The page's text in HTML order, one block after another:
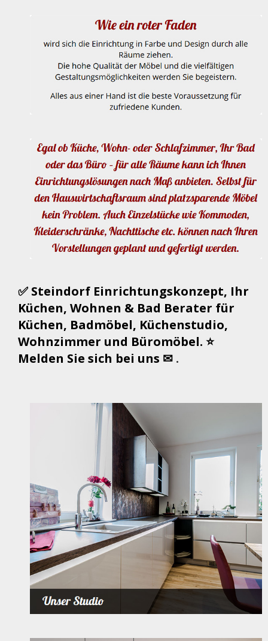
✅ Steindorf Einrichtungskonzept, Ihr
Küchen, Wohnen & Bad Berater für
Küchen, Badmöbel, Küchenstudio,
Wohnzimmer und Büromöbel. ⭐
Melden Sie sich bei uns ✉ .